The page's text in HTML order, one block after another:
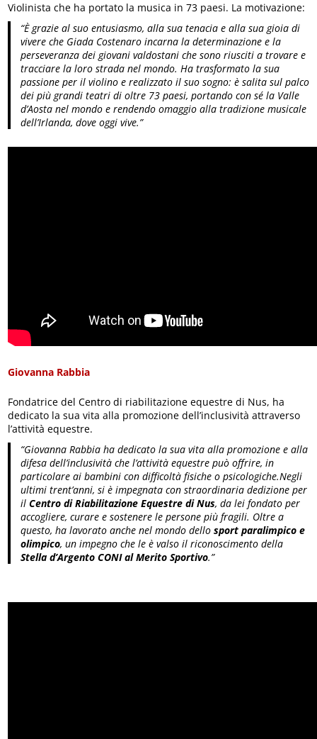
Violinista che ha portato la musica in 73 paesi. La motivazione:
“È grazie al suo entusiasmo, alla sua tenacia e alla sua gioia di
vivere che Giada Costenaro incarna la determinazione e la
perseveranza dei giovani valdostani che sono riusciti a trovare e
tracciare la loro strada nel mondo. Ha trasformato la sua
passione per il violino e realizzato il suo sogno: è salita sul palco
dei più grandi teatri di oltre 73 paesi, portando con sé la Valle
d’Aosta nel mondo e rendendo omaggio alla tradizione musicale
dell’Irlanda, dove oggi vive.”
Giovanna Rabbia
Fondatrice del Centro di riabilitazione equestre di Nus, ha
dedicato la sua vita alla promozione dell’inclusività attraverso
l’attività equestre.
“Giovanna Rabbia ha dedicato la sua vita alla promozione e alla
difesa dell’inclusività che l’attività equestre può offrire, in
particolare ai bambini con difficoltà fisiche o psicologiche.Negli
ultimi trent’anni, si è impegnata con straordinaria dedizione per
il Centro di Riabilitazione Equestre di Nus, da lei fondato per
accogliere, curare e sostenere le persone più fragili. Oltre a
questo, ha lavorato anche nel mondo dello sport paralimpico e
olimpico, un impegno che le è valso il riconoscimento della
Stella d’Argento CONI al Merito Sportivo.”